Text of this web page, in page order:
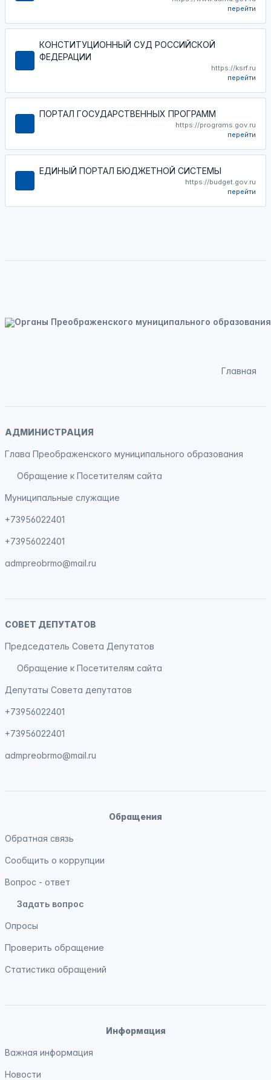
перейти
КОНСТИТУЦИОННЫЙ СУД РОССИЙСКОЙ
ФЕДЕРАЦИИ
https://ksrf.ru
перейти
ПОРТАЛ ГОСУДАРСТВЕННЫХ ПРОГРАММ
https://programs.gov.ru
перейти
ЕДИНЫЙ ПОРТАЛ БЮДЖЕТНОЙ СИСТЕМЫ
https://budget.gov.ru
перейти
Главная
АДМИНИСТРАЦИЯ
Глава Преображенского муниципального образования
Обращение к Посетителям сайта
Муниципальные служащие
+73956022401
+73956022401
admpreobrmo@mail.ru
СОВЕТ ДЕПУТАТОВ
Председатель Совета Депутатов
Обращение к Посетителям сайта
Депутаты Совета депутатов
+73956022401
+73956022401
admpreobrmo@mail.ru
Обращения
Обратная связь
Сообщить о коррупции
Вопрос - ответ
Задать вопрос
Опросы
Проверить обращение
Статистика обращений
Информация
Важная информация
Новости